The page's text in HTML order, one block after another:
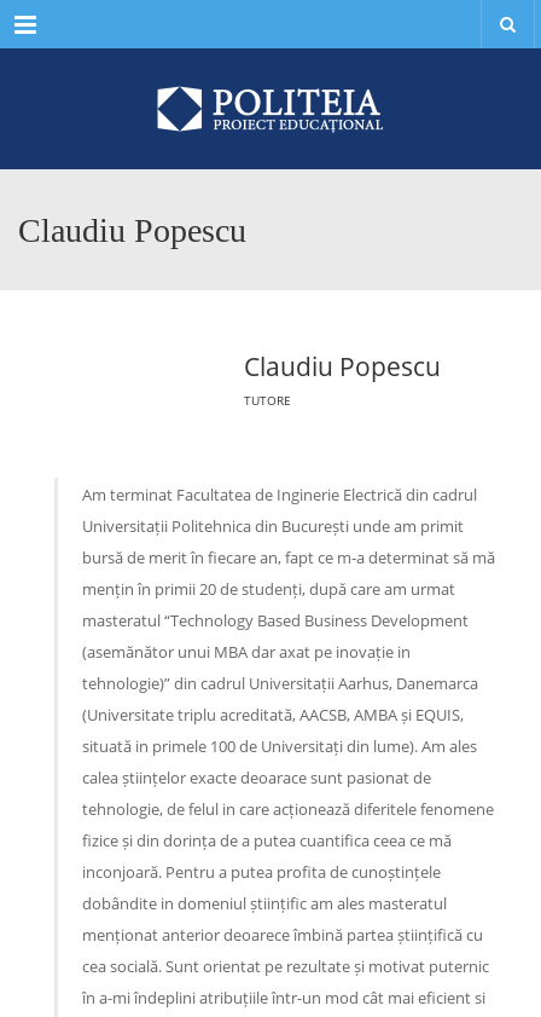
Menu
Claudiu Popescu
Claudiu Popescu
TUTORE
Am terminat Facultatea de Inginerie Electrică din cadrul
Universitații Politehnica din București unde am primit
bursă de merit în fiecare an, fapt ce m-a determinat să mă
mențin în primii 20 de studenți, după care am urmat
masteratul “Technology Based Business Development
(asemănător unui MBA dar axat pe inovație in
tehnologie)” din cadrul Universitații Aarhus, Danemarca
(Universitate triplu acreditată, AACSB, AMBA și EQUIS,
situată in primele 100 de Universitați din lume). Am ales
calea științelor exacte deoarace sunt pasionat de
tehnologie, de felul in care acționează diferitele fenomene
fizice și din dorința de a putea cuantifica ceea ce mă
inconjoară. Pentru a putea profita de cunoștințele
dobândite in domeniul științific am ales masteratul
menționat anterior deoarece îmbină partea științifică cu
cea socială. Sunt orientat pe rezultate și motivat puternic
în a-mi îndeplini atribuțiile într-un mod cât mai eficient si